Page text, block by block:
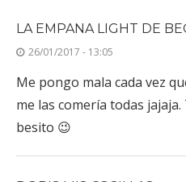
LA EMPANA LIGHT DE
26/01/2017 - 13:05
Me pongo mala cada vez
me las comería todas
besito 😉